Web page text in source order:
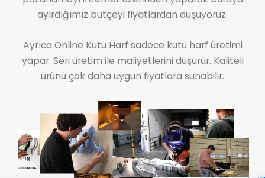
ayırdığımız bütçeyi fiyatlardan düşüyoruz.
Ayrıca Online Kutu Harf sadece kutu harf üretimi
yapar. Seri üretim ile maliyetlerini düşürür. Kaliteli
ürünü çok daha uygun fiyatlara sunabilir.